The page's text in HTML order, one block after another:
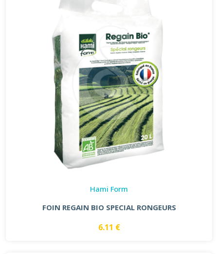
Hami Form
FOIN REGAIN BIO SPECIAL RONGEURS
6.11 €